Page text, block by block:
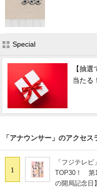
Special
【抽
当たる
「アナウンサー」のアクセス
1
「フジテレ
TOP30！ 第
の開局記念日】